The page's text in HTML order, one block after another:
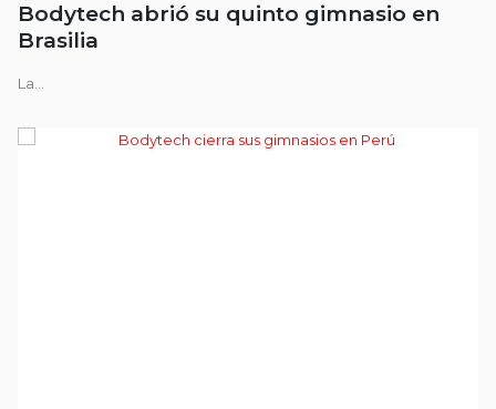
Bodytech abrió su quinto gimnasio en
Brasilia
La...